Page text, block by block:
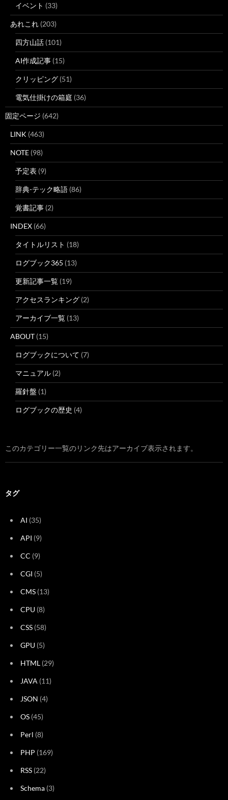
イベント (33)
あれこれ (203)
四方山話 (101)
AI作成記事 (15)
クリッピング (51)
電気仕掛けの箱庭 (36)
固定ページ (642)
LINK (463)
NOTE (98)
予定表 (9)
辞典-テック略語 (86)
覚書記事 (2)
INDEX (66)
タイトルリスト (18)
ログブック365 (13)
更新記事一覧 (19)
アクセスランキング (2)
アーカイブ一覧 (13)
ABOUT (15)
ログブックについて (7)
マニュアル (2)
羅針盤 (1)
ログブックの歴史 (4)
このカテゴリー一覧のリンク先はアーカイブ表示されます。
タグ
AI (35)
API (9)
CC (9)
CGI (5)
CMS (13)
CPU (8)
CSS (58)
GPU (5)
HTML (29)
JAVA (11)
JSON (4)
OS (45)
Perl (8)
PHP (169)
RSS (22)
Schema (3)